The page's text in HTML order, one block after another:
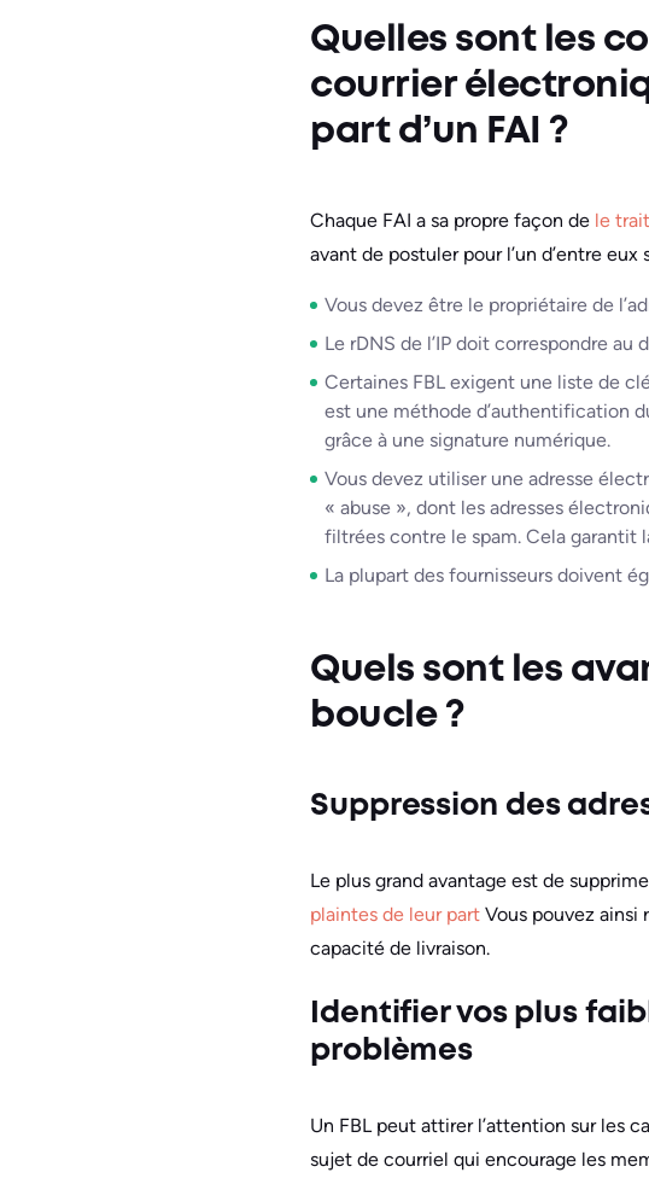
Quelles sont les
courrier
part d’un FAI ?
Chaque FAI a sa propre façon de le
avant de postuler pour l’un d’entre
Vous devez être le propriétaire de
Le rDNS de l’IP doit correspondre au
Certaines FBL exigent une liste de
est une méthode d’authentification
grâce à une signature numérique.
Vous devez utiliser une adresse
« abuse », dont les adresses
filtrées contre le spam. Cela garantit
La plupart des fournisseurs doivent
Quels sont les
boucle ?
Suppression des
Le plus grand avantage est de
plaintes de leur part Vous pouvez ainsi
capacité de livraison.
Identifier vos plus
problèmes
Un FBL peut attirer l’attention sur les
sujet de courriel qui encourage les